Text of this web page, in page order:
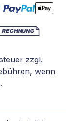
zzgl.
wenn